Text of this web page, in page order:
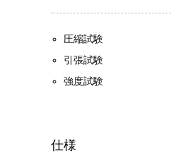
圧縮試験
引張試験
強度試験
仕様